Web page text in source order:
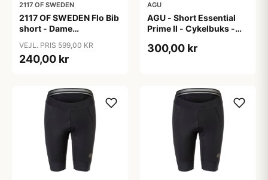
2117 OF SWEDEN
2117 OF SWEDEN Flo Bib
short - Dame
Sort - Str. 40
VEJL. PRIS 599,00 KR
240,00 kr
AGU
AGU - Short Essential
Prime II - Cykelbuks -
300,00 kr